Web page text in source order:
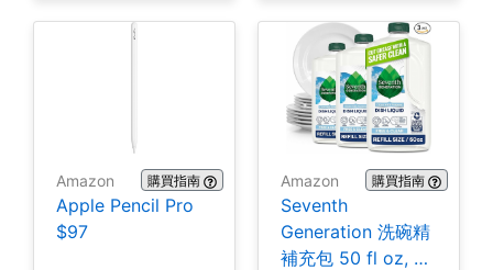
Amazon 購買指南
Apple Pencil Pro
$97
Amazon 購買指南
Seventh
Generation 洗碗精
補充包 50 fl oz, 3